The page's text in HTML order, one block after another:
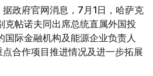
据政府官网消息，7月1日，哈萨克
克帖诺夫同出席总统直属外国投
国际金融机构及能源企业负责人
合作项目推进情况及进一步拓展